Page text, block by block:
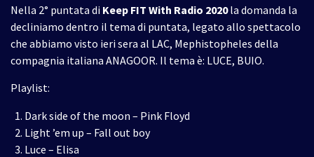
Nella 2° puntata di Keep FIT With Radio 2020la domanda la
decliniamo dentro il tema di puntata, legato allo spettacolo
che abbiamo visto ieri sera al LAC, Mephistopheles della
compagnia italiana ANAGOOR. Il tema è: LUCE, BUIO.
Playlist:
Dark side of the moon – Pink Floyd
Light ’em up – Fall out boy
Luce – Elisa